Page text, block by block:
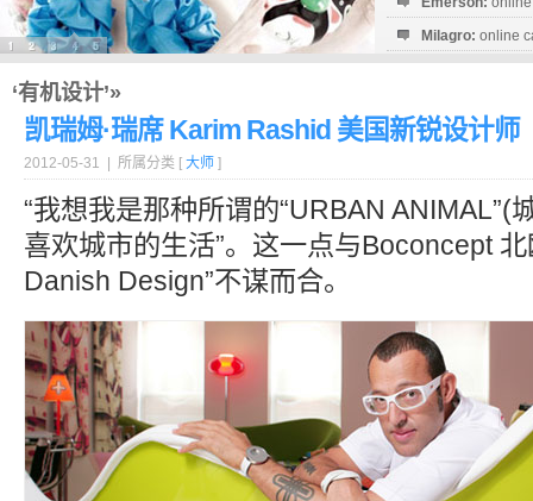
Milagro: online
‘有机设计’»
凯瑞姆·瑞席 Karim Rashid 美国新锐设计师
2012-05-31 | 所属分类 [ 大师 ]
“我想我是那种所谓的“URBAN ANIMAL”(
喜欢城市的生活”。这一点与Boconcept
Danish Design”不谋而合。